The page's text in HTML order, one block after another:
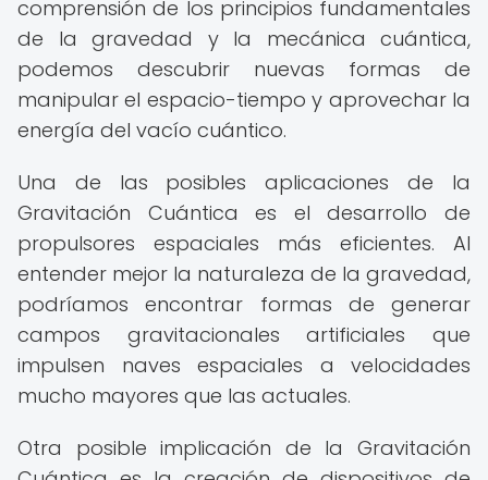
comprensión de los principios fundamentales
de la gravedad y la mecánica cuántica,
podemos descubrir nuevas formas de
manipular el espacio-tiempo y aprovechar la
energía del vacío cuántico.
Una de las posibles aplicaciones de la
Gravitación Cuántica es el desarrollo de
propulsores espaciales más eficientes. Al
entender mejor la naturaleza de la gravedad,
podríamos encontrar formas de generar
campos gravitacionales artificiales que
impulsen naves espaciales a velocidades
mucho mayores que las actuales.
Otra posible implicación de la Gravitación